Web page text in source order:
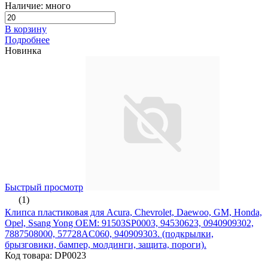
Наличие: много
В корзину
Подробнее
Новинка
Быстрый просмотр
(1)
Клипса пластиковая для Acura, Chevrolet, Daewoo, GM, Honda,
Opel, Ssang Yong ОЕМ: 91503SP0003, 94530623, 0940909302,
7887508000, 57728AC060, 940909303. (подкрылки,
брызговики, бампер, молдинги, защита, пороги).
Код товара: DP0023